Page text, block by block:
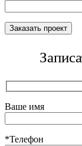
Ваше имя
*Телефон